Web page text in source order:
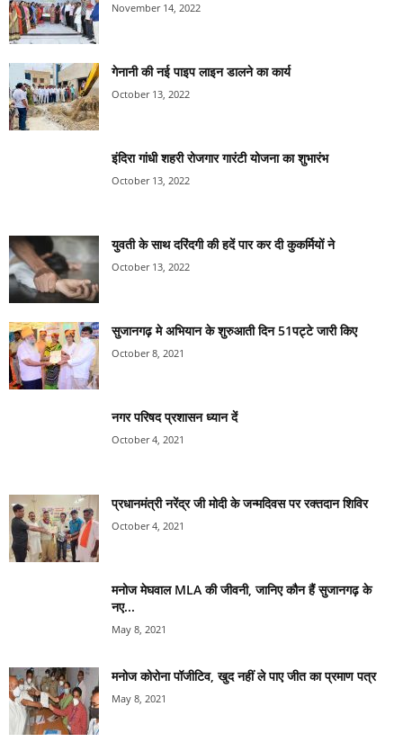
November 14, 2022
गेनानी की नई पाइप लाइन डालने का कार्य
October 13, 2022
इंदिरा गांधी शहरी रोजगार गारंटी योजना का शुभारंभ
October 13, 2022
युवती के साथ दरिंदगी की हदें पार कर दी कुकर्मियों ने
October 13, 2022
सुजानगढ़ मे अभियान के शुरुआती दिन 51पट्टे जारी किए
October 8, 2021
नगर परिषद प्रशासन ध्यान दें
October 4, 2021
प्रधानमंत्री नरेंद्र जी मोदी के जन्मदिवस पर रक्तदान शिविर
October 4, 2021
मनोज मेघवाल MLA की जीवनी, जानिए कौन हैं सुजानगढ़ के
नए...
May 8, 2021
मनोज कोरोना पॉजीटिव, खुद नहीं ले पाए जीत का प्रमाण पत्र
May 8, 2021